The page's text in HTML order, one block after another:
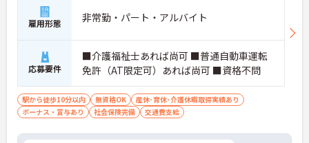
雇用形態 非常勤・パート・アルバイト
応募要件
■介護福祉士あれば尚可 ■普通自動車運転
免許（AT限定可）あれば尚可 ■資格不問
駅から徒歩10分以内 無資格OK
産休･育休･介護休暇取得実績あり
ボーナス・賞与あり
社会保険完備 交通費支給